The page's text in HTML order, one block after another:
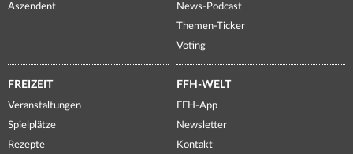
Aszendent
News-Podcast
Themen-Ticker
Voting
FREIZEIT
Veranstaltungen
Spielplätze
Rezepte
FFH-WELT
FFH-App
Newsletter
Kontakt